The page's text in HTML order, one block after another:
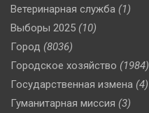
Ветеринарная служба (1)
Выборы 2025 (10)
Город (8036)
Городское хозяйство (1984)
Государственная измена (4)
Гуманитарная миссия (3)